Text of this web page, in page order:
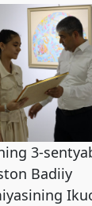
3-
Badiiy